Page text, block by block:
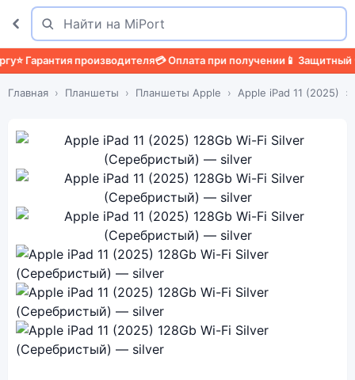
Поиск
Найти
производителя💳 Оплата при получении📱 Защитный чехол
Главная Планшеты Планшеты Apple Apple iPad 11 (2025)